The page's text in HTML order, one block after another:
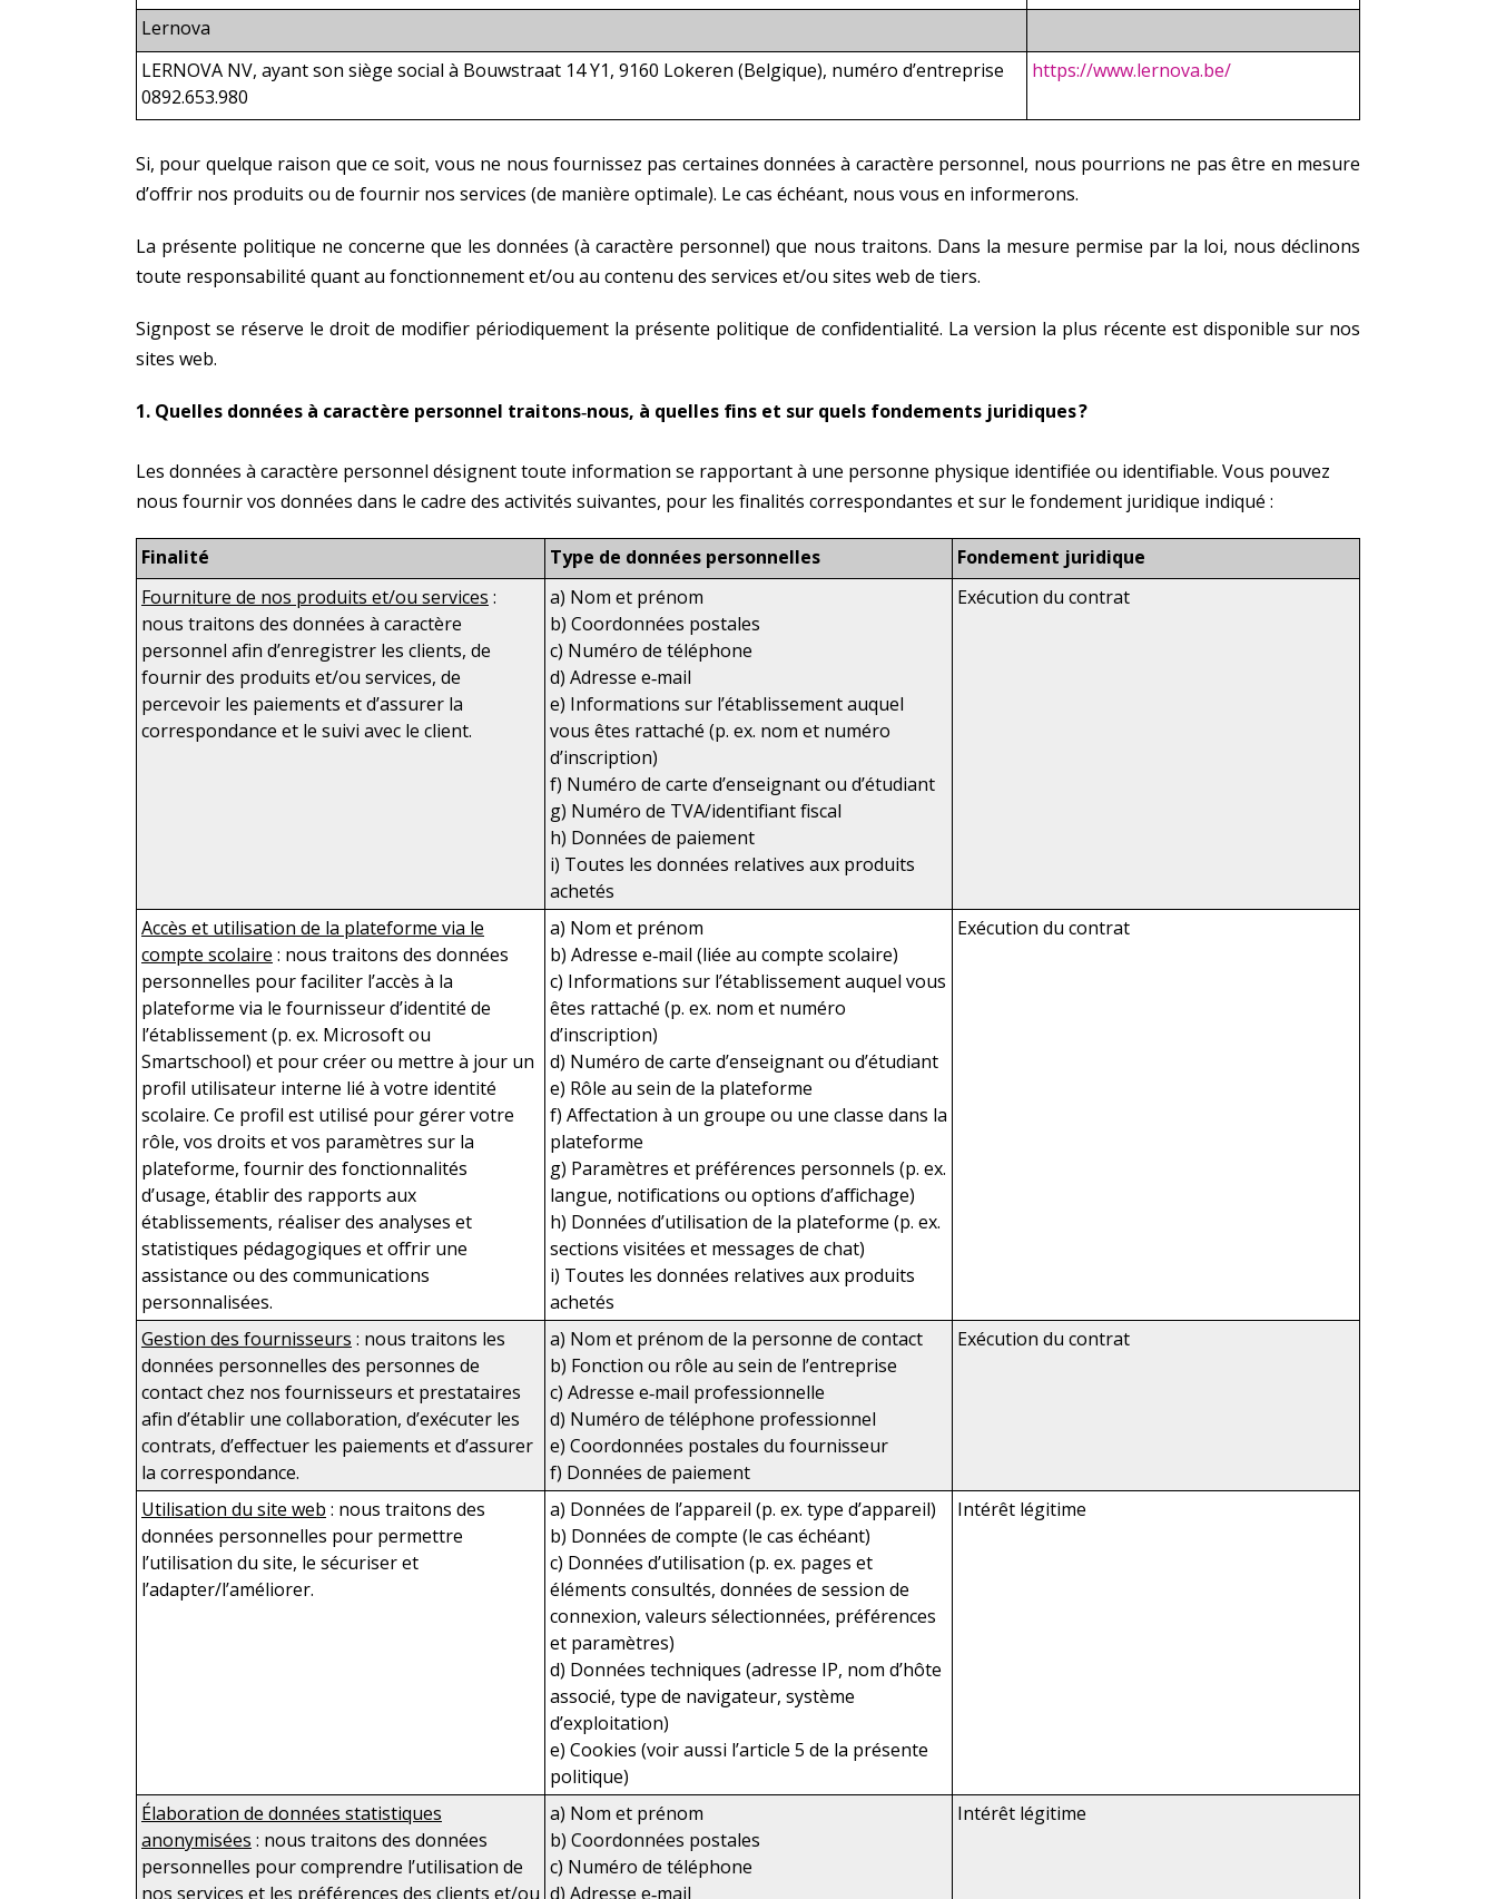
Lernova
LERNOVA NV, ayant son siège social à Bouwstraat 14 Y1, 9160 Lokeren (Belgique), numéro d’entreprise
0892.653.980
https://www.lernova.be/
Si, pour quelque raison que ce soit, vous ne nous fournissez pas certaines données à caractère personnel, nous pourrions ne pas être en mesure
d’offrir nos produits ou de fournir nos services (de manière optimale). Le cas échéant, nous vous en informerons.
La présente politique ne concerne que les données (à caractère personnel) que nous traitons. Dans la mesure permise par la loi, nous déclinons
toute responsabilité quant au fonctionnement et/ou au contenu des services et/ou sites web de tiers.
Signpost se réserve le droit de modifier périodiquement la présente politique de confidentialité. La version la plus récente est disponible sur nos
sites web.
1. Quelles données à caractère personnel traitons‑nous, à quelles fins et sur quels fondements juridiques ?
Les données à caractère personnel désignent toute information se rapportant à une personne physique identifiée ou identifiable. Vous pouvez
nous fournir vos données dans le cadre des activités suivantes, pour les finalités correspondantes et sur le fondement juridique indiqué :
Finalité Type de données personnelles
Fondement juridique
Fourniture de nos produits et/ou services :
nous traitons des données à caractère
personnel afin d’enregistrer les clients, de
fournir des produits et/ou services, de
percevoir les paiements et d’assurer la
correspondance et le suivi avec le client.
a) Nom et prénom
b) Coordonnées postales
c) Numéro de téléphone
d) Adresse e‑mail
e) Informations sur l’établissement auquel
vous êtes rattaché (p. ex. nom et numéro
d’inscription)
f) Numéro de carte d’enseignant ou d’étudiant
g) Numéro de TVA/identifiant fiscal
h) Données de paiement
i) Toutes les données relatives aux produits
achetés
Exécution du contrat
Accès et utilisation de la plateforme via le
compte scolaire : nous traitons des données
personnelles pour faciliter l’accès à la
plateforme via le fournisseur d’identité de
l’établissement (p. ex. Microsoft ou
Smartschool) et pour créer ou mettre à jour un
profil utilisateur interne lié à votre identité
scolaire. Ce profil est utilisé pour gérer votre
rôle, vos droits et vos paramètres sur la
plateforme, fournir des fonctionnalités
d’usage, établir des rapports aux
établissements, réaliser des analyses et
statistiques pédagogiques et offrir une
assistance ou des communications
personnalisées.
a) Nom et prénom
b) Adresse e‑mail (liée au compte scolaire)
c) Informations sur l’établissement auquel vous
êtes rattaché (p. ex. nom et numéro
d’inscription)
d) Numéro de carte d’enseignant ou d’étudiant
e) Rôle au sein de la plateforme
f) Affectation à un groupe ou une classe dans la
plateforme
g) Paramètres et préférences personnels (p. ex.
langue, notifications ou options d’affichage)
h) Données d’utilisation de la plateforme (p. ex.
sections visitées et messages de chat)
i) Toutes les données relatives aux produits
achetés
Exécution du contrat
Gestion des fournisseurs : nous traitons les
données personnelles des personnes de
contact chez nos fournisseurs et prestataires
afin d’établir une collaboration, d’exécuter les
contrats, d’effectuer les paiements et d’assurer
la correspondance.
a) Nom et prénom de la personne de contact
b) Fonction ou rôle au sein de l’entreprise
c) Adresse e‑mail professionnelle
d) Numéro de téléphone professionnel
e) Coordonnées postales du fournisseur
f) Données de paiement
Exécution du contrat
Utilisation du site web : nous traitons des
données personnelles pour permettre
l’utilisation du site, le sécuriser et
l’adapter/l’améliorer.
a) Données de l’appareil (p. ex. type d’appareil)
b) Données de compte (le cas échéant)
c) Données d’utilisation (p. ex. pages et
éléments consultés, données de session de
connexion, valeurs sélectionnées, préférences
et paramètres)
d) Données techniques (adresse IP, nom d’hôte
associé, type de navigateur, système
d’exploitation)
e) Cookies (voir aussi l’article 5 de la présente
politique)
Intérêt légitime
Élaboration de données statistiques
anonymisées : nous traitons des données
personnelles pour comprendre l’utilisation de
nos services et les préférences des clients et/ou
a) Nom et prénom
b) Coordonnées postales
c) Numéro de téléphone
d) Adresse e‑mail
Intérêt légitime